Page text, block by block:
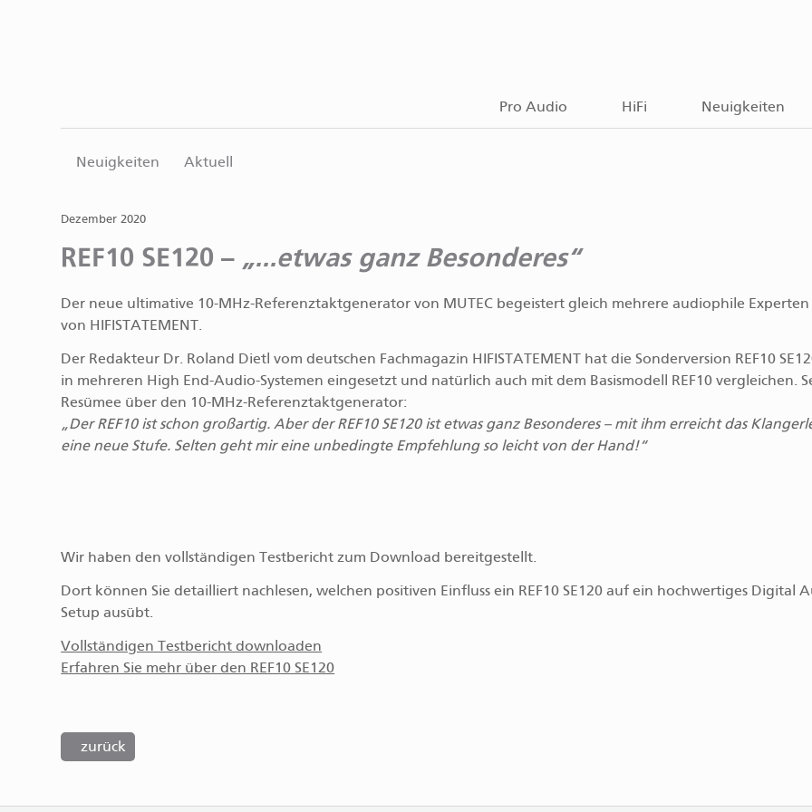
Pro Audio HiFi Neuigkeiten
Neuigkeiten Aktuell
Dezember 2020
REF10 SE120 – ...etwas ganz Besonderes
Der neue ultimative 10-MHz-Referenztaktgenerator von MUTEC begeistert gleich mehrere audiophile Experten
von HIFISTATEMENT.
Der Redakteur Dr. Roland Dietl vom deutschen Fachmagazin HIFISTATEMENT hat die Sonderversion REF10
in mehreren High End-Audio-Systemen eingesetzt und natürlich auch mit dem Basismodell REF10 vergleichen.
Resümee über den 10-MHz-Referenztaktgenerator:
Der REF10 ist schon großartig. Aber der REF10 SE120 ist etwas ganz Besonderes – mit ihm erreicht das
eine neue Stufe. Selten geht mir eine unbedingte Empfehlung so leicht von der Hand!
Wir haben den vollständigen Testbericht zum Download bereitgestellt.
Dort können Sie detailliert nachlesen, welchen positiven Einfluss ein REF10 SE120 auf ein hochwertiges Digital
Setup ausübt.
Vollständigen Testbericht downloaden
Erfahren Sie mehr über den REF10 SE120
zurück